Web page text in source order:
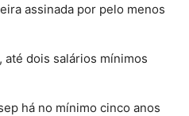
assinada por pelo menos
dois salários mínimos
há no mínimo cinco anos